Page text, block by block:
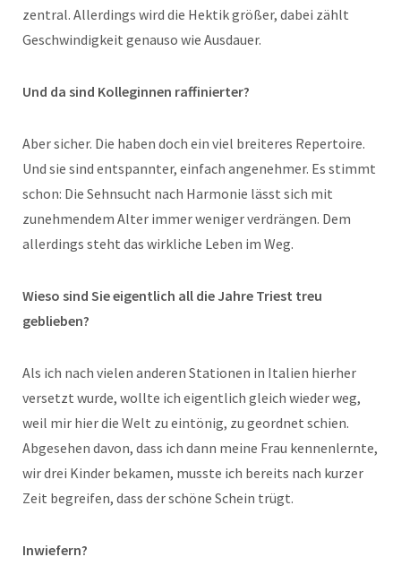
zentral. Allerdings wird die Hektik größer, dabei zählt
Geschwindigkeit genauso wie Ausdauer.
Und da sind Kolleginnen raffinierter?
Aber sicher. Die haben doch ein viel breiteres Repertoire.
Und sie sind entspannter, einfach angenehmer. Es stimmt
schon: Die Sehnsucht nach Harmonie lässt sich mit
zunehmendem Alter immer weniger verdrängen. Dem
allerdings steht das wirkliche Leben im Weg.
Wieso sind Sie eigentlich all die Jahre Triest treu
geblieben?
Als ich nach vielen anderen Stationen in Italien hierher
versetzt wurde, wollte ich eigentlich gleich wieder weg,
weil mir hier die Welt zu eintönig, zu geordnet schien.
Abgesehen davon, dass ich dann meine Frau kennenlernte,
wir drei Kinder bekamen, musste ich bereits nach kurzer
Zeit begreifen, dass der schöne Schein trügt.
Inwiefern?